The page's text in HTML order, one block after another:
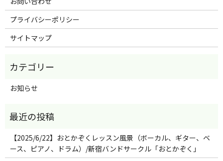
プライバシーポリシー
サイトマップ
お知らせ
【2025/6/22】おとかぞくレッスン風景（ボーカル、ギター、ベ
ース、ピアノ、ドラム）/新宿バンドサークル「おとかぞく」